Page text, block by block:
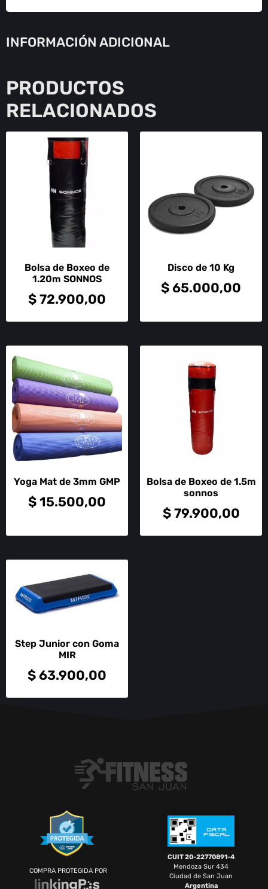
INFORMACIÓN ADICIONAL
PRODUCTOS
RELACIONADOS
Bolsa de Boxeo de
1.20m SONNOS
$72.900,00
Disco de 10 Kg
$65.000,00
Yoga Mat de 3mm GMP
$15.500,00
Bolsa de Boxeo de 1.5m
sonnos
$79.900,00
Step Junior con Goma
MIR
$63.900,00
COMPRA PROTEGIDA POR
CUIT 20-22770891-4
Mendoza Sur 434
Ciudad de San Juan
Argentina